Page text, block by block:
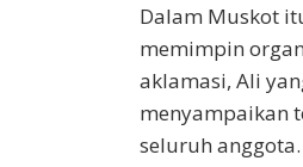
Dalam Muskot
memimpin
aklamasi, Ali
menyampaikan
seluruh anggota.